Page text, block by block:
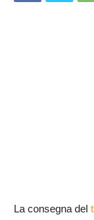
La consegna del